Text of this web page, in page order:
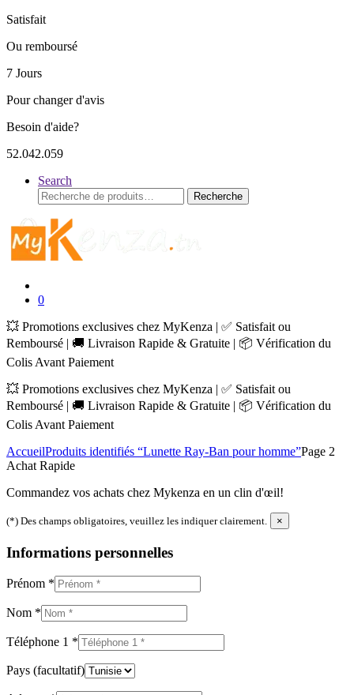
Satisfait
Ou remboursé
7 Jours
Pour changer d'avis
Besoin d'aide?
52.042.059
Search
Recherche
pour :
Recherche
0
💥 Promotions exclusives chez MyKenza | ✅ Satisfait ou
Remboursé | 🚚 Livraison Rapide & Gratuite | 📦 Vérification du
Colis Avant Paiement
💥 Promotions exclusives chez MyKenza | ✅ Satisfait ou
Remboursé | 🚚 Livraison Rapide & Gratuite | 📦 Vérification du
Colis Avant Paiement
AccueilProduits identifiés “Lunette Ray-Ban pour homme”Page 2
Achat Rapide
Commandez vos achats chez Mykenza en un clin d'œil!
(*) Des champs obligatoires, veuillez les indiquer clairement. ×
Informations personnelles
Prénom *
Nom *
Téléphone 1 *
Pays (facultatif)